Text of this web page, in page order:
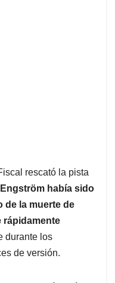
rescató la pista
había sido
de la muerte de
rápidamente
durante los
de versión.